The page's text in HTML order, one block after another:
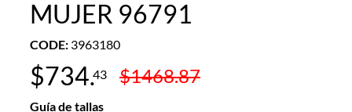
MUJER 96791
CODE: 3963180
$734.43 $1468.87
Guía de tallas